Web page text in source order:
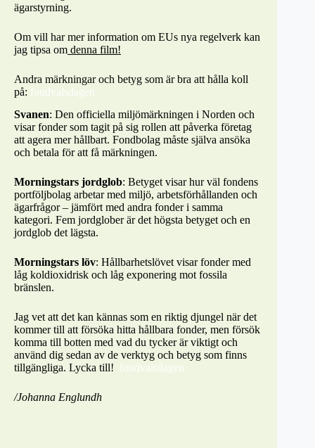
ägarstyrning.
Om vill har mer information om EUs nya regelverk kan
jag tipsa om denna film!
Andra märkningar och betyg som är bra att hålla koll
på: fondvalsdagen
Svanen: Den officiella miljömärkningen i Norden och
visar fonder som tagit på sig rollen att påverka företag
att agera mer hållbart. Fondbolag måste själva ansöka
och betala för att få märkningen.
Morningstars jordglob: Betyget visar hur väl fondens
portföljbolag arbetar med miljö, arbetsförhållanden och
ägarfrågor – jämfört med andra fonder i samma
kategori. Fem jordglober är det högsta betyget och en
jordglob det lägsta.
Morningstars löv: Hållbarhetslövet visar fonder med
låg koldioxidrisk och låg exponering mot fossila
bränslen.
Jag vet att det kan kännas som en riktig djungel när det
kommer till att försöka hitta hållbara fonder, men försök
komma till botten med vad du tycker är viktigt och
använd dig sedan av de verktyg och betyg som finns
tillgängliga. Lycka till!
fondvalsdagen
/Johanna Englundh